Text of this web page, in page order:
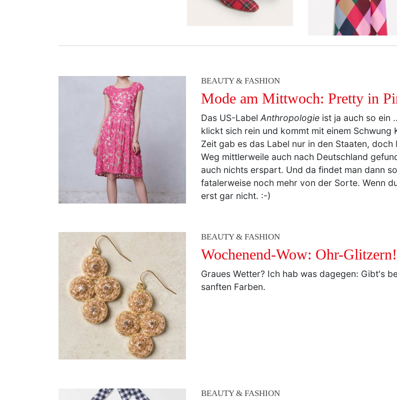
BEAUTY & FASHION
Mode am Mittwoch: Pretty in
Das US-Label Anthropologie ist ja auch so ein
klickt sich rein und kommt mit einem Schwung
Zeit gab es das Label nur in den Staaten,
Weg mittlerweile auch nach Deutschland
auch nichts erspart. Und da findet man dann
fatalerweise noch mehr von der Sorte. Wenn
erst gar nicht. :-)
BEAUTY & FASHION
Wochenend-Wow: Ohr-Glitzern!
Graues Wetter? Ich hab was dagegen: Gibt's
sanften Farben.
BEAUTY & FASHION